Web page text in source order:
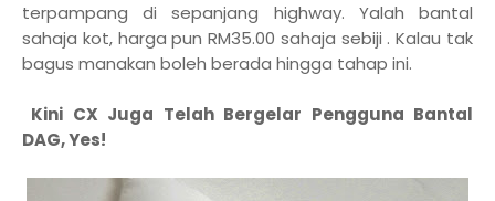
terpampang di sepanjang highway. Yalah bantal
sahaja kot, harga pun RM35.00 sahaja sebiji . Kalau tak
bagus manakan boleh berada hingga tahap ini.
Kini CX Juga Telah Bergelar Pengguna Bantal
DAG, Yes!